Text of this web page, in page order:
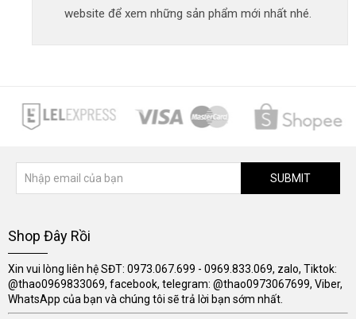
website để xem những sản phẩm mới nhất nhé.
SUBMIT
Shop Đây Rồi
Xin vui lòng liên hệ SĐT: 0973.067.699 - 0969.833.069, zalo, Tiktok:
@thao0969833069, facebook, telegram: @thao0973067699, Viber,
WhatsApp của bạn và chúng tôi sẽ trả lời bạn sớm nhất.